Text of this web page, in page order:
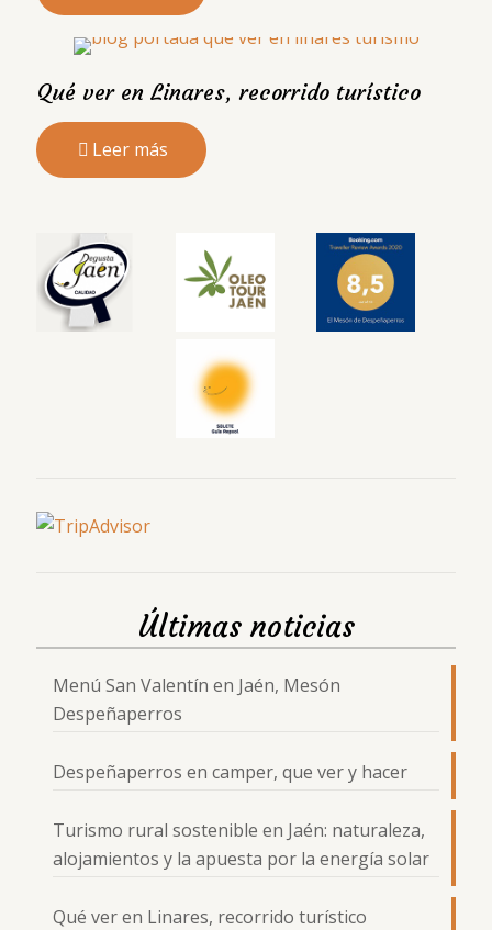
Qué ver en Linares, recorrido turístico
Leer más
Últimas noticias
Menú San Valentín en Jaén, Mesón
Despeñaperros
Despeñaperros en camper, que ver y hacer
Turismo rural sostenible en Jaén: naturaleza,
alojamientos y la apuesta por la energía solar
Qué ver en Linares, recorrido turístico